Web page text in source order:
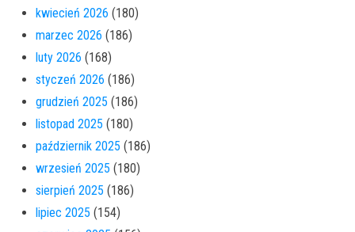
kwiecień 2026 (180)
marzec 2026 (186)
luty 2026 (168)
styczeń 2026 (186)
grudzień 2025 (186)
listopad 2025 (180)
październik 2025 (186)
wrzesień 2025 (180)
sierpień 2025 (186)
lipiec 2025 (154)